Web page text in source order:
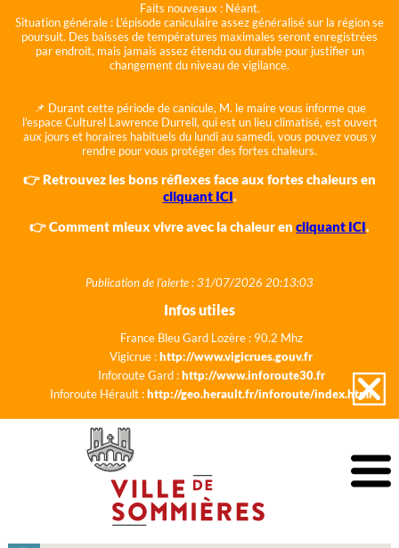
Faits nouveaux : Néant.
Situation générale : L'épisode caniculaire assez généralisé sur la région se
poursuit. Des baisses de températures maximales seront enregistrées
par endroit, mais jamais assez étendu ou durable pour justifier un
changement du niveau de vigilance.
📌 Durant cette période de canicule, M. le maire vous informe que
l'espace Culturel Lawrence Durrell, qui est un lieu climatisé, est ouvert
aux jours et horaires habituels du lundi au samedi, vous pouvez vous y
rendre pour vous protéger des fortes chaleurs.
👉 Retrouvez les bons réflexes face aux fortes chaleurs en
cliquant ICI.
👉 Comment mieux vivre avec la chaleur en cliquant ICI.
Publication de l'alerte : 31/07/2026 20:13:03
Infos utiles
France Bleu Gard Lozère : 90.2 Mhz
Vigicrue :http://www.vigicrues.gouv.fr
Inforoute Gard :http://www.inforoute30.fr
Inforoute Hérault :http://geo.herault.fr/inforoute/index.html